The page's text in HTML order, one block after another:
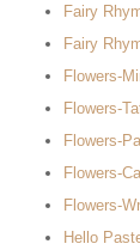
Fairy
Fairy
Flowers-
Flowers-
Flowers-
Flowers-
Flowers-
Hello